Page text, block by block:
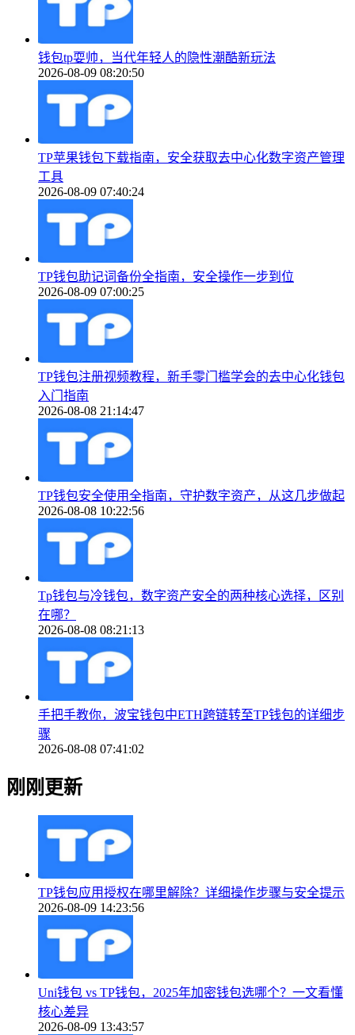
钱包tp耍帅，当代年轻人的隐性潮酷新玩法
2026-08-09 08:20:50
TP苹果钱包下载指南，安全获取去中心化数字资产管理
工具
2026-08-09 07:40:24
TP钱包助记词备份全指南，安全操作一步到位
2026-08-09 07:00:25
TP钱包注册视频教程，新手零门槛学会的去中心化钱包
入门指南
2026-08-08 21:14:47
TP钱包安全使用全指南，守护数字资产，从这几步做起
2026-08-08 10:22:56
Tp钱包与冷钱包，数字资产安全的两种核心选择，区别
在哪？
2026-08-08 08:21:13
手把手教你，波宝钱包中ETH跨链转至TP钱包的详细步
骤
2026-08-08 07:41:02
刚刚更新
TP钱包应用授权在哪里解除？详细操作步骤与安全提示
2026-08-09 14:23:56
Uni钱包 vs TP钱包，2025年加密钱包选哪个？一文看懂
核心差异
2026-08-09 13:43:57